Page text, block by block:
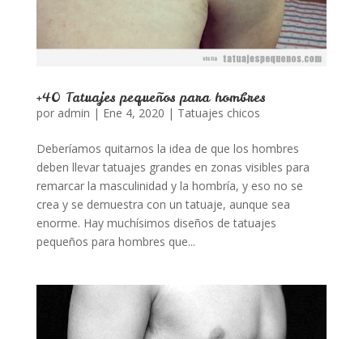
+40 Tatuajes pequeños para hombres
por admin | Ene 4, 2020 | Tatuajes chicos
Deberíamos quitarnos la idea de que los hombres
deben llevar tatuajes grandes en zonas visibles para
remarcar la masculinidad y la hombría, y eso no se
crea y se demuestra con un tatuaje, aunque sea
enorme. Hay muchísimos diseños de tatuajes
pequeños para hombres que...